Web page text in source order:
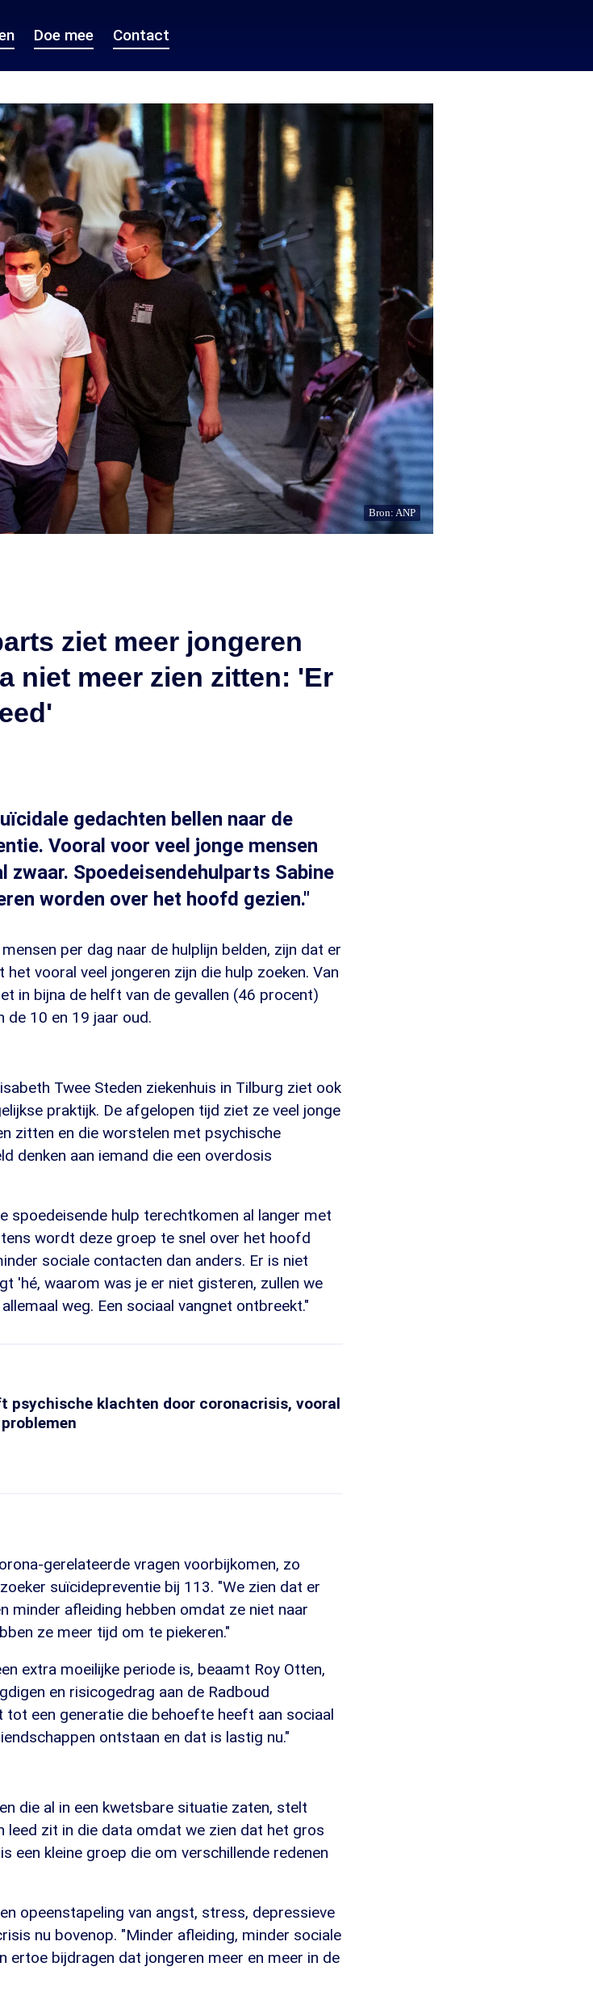
Doe mee Contact
Bron: ANP
ziet meer jongeren
niet meer zien zitten: 'Er
gedachten bellen naar de
Vooral voor veel jonge mensen
zwaar. Spoedeisendehulparts Sabine
worden over het hoofd gezien."
per dag naar de hulplijn belden, zijn dat er
vooral veel jongeren zijn die hulp zoeken. Van
in bijna de helft van de gevallen (46 procent)
10 en 19 jaar oud.
Twee Steden ziekenhuis in Tilburg ziet ook
praktijk. De afgelopen tijd ziet ze veel jonge
zitten en die worstelen met psychische
denken aan iemand die een overdosis
spoedeisende hulp terechtkomen al langer met
wordt deze groep te snel over het hoofd
sociale contacten dan anders. Er is niet
'hé, waarom was je er niet gisteren, zullen we
weg. Een sociaal vangnet ontbreekt."
psychische klachten door coronacrisis, vooral
gerelateerde vragen voorbijkomen, zo
suïcidepreventie bij 113. "We zien dat er
minder afleiding hebben omdat ze niet naar
ze meer tijd om te piekeren."
extra moeilijke periode is, beaamt Roy Otten,
en risicogedrag aan de Radboud
tot een generatie die behoefte heeft aan sociaal
ontstaan en dat is lastig nu."
die al in een kwetsbare situatie zaten, stelt
leed zit in die data omdat we zien dat het gros
een kleine groep die om verschillende redenen
opeenstapeling van angst, stress, depressieve
nu bovenop. "Minder afleiding, minder sociale
ertoe bijdragen dat jongeren meer en meer in de